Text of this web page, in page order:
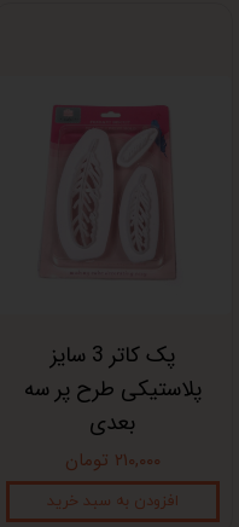
پک کاتر 3 سایز
پلاستیکی طرح پر سه
بعدی
۲۱۰,۰۰۰ تومان
افزودن به سبد خرید